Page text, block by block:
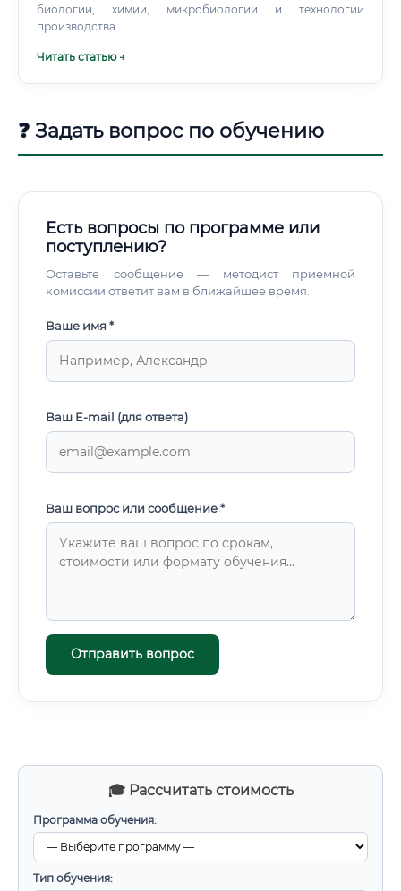
🎓 Рассчитать стоимость
Программа обучения:
Тип обучения:
биологии, химии, микробиологии и технологии
производства.
Читать статью →
❓ Задать вопрос по обучению
Есть вопросы по программе или
поступлению?
Оставьте сообщение — методист приемной
комиссии ответит вам в ближайшее время.
Ваше имя *
Ваш E-mail (для ответа)
Ваш вопрос или сообщение *
Отправить вопрос